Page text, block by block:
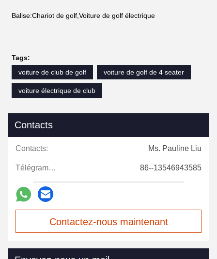
Balise:Chariot de golf,Voiture de golf électrique
Tags:
voiture de club de golf
voiture de golf de 4 seater
voiture électrique de club
Contacts
Contacts: Ms. Pauline Liu
Télégramme: 86--13546943585
Contactez-nous maintenant